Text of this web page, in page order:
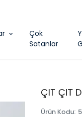
Çok
Satanlar
ÇIT ÇIT
Ürün Kodu: